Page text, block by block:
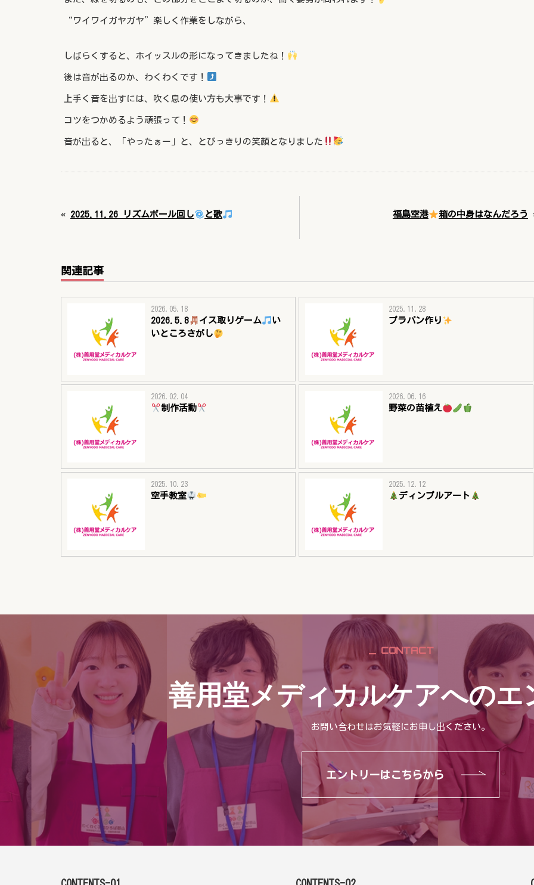
“ワイワイガヤガヤ”楽しく作業をしながら、
しばらくすると、ホイッスルの形になってきましたね！
後は音が出るのか、わくわくです！
上手く音を出すには、吹く息の使い方も大事です！
コツをつかめるよう頑張って！
音が出ると、「やったぁー」と、とびっきりの笑顔となりました
« 2025.11.26 リズムボール回し と歌 福島空港 箱の中身はなんだろう
関連記事
2026.05.18
2026.5.8 イス取りゲーム
い
いところさがし
2025.11.28
プラバン作り
2026.02.04
制作活動
2026.06.16
野菜の苗植え
2025.10.23
空手教室
2025.12.12
ディンプルアート
CONTACT
善用堂メディカルケアへのエ
お問い合わせはお気軽にお申し出ください。
エントリーはこちらから